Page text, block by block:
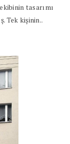
tasarımı
Tek kişinin..